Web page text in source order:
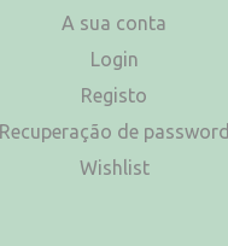
A sua conta
Login
Registo
Recuperação de password
Wishlist